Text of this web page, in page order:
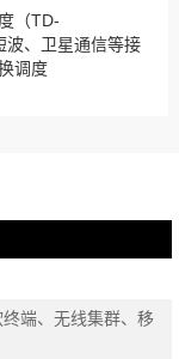
（TD-
波、卫星通信等接
调度
端、无线集群、移